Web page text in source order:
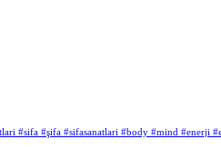
#sifa #şifa #sifasanatlari #body #mind